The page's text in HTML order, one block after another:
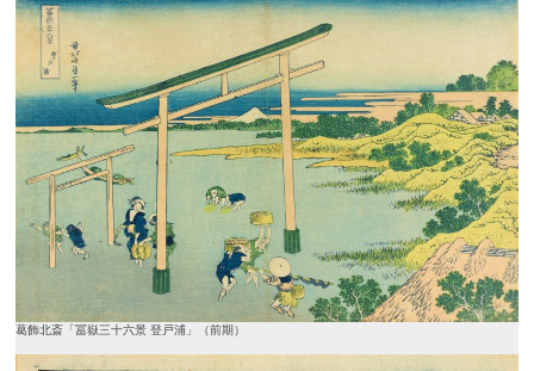
葛飾北斎「冨嶽三十六景 登戸浦」（前期）